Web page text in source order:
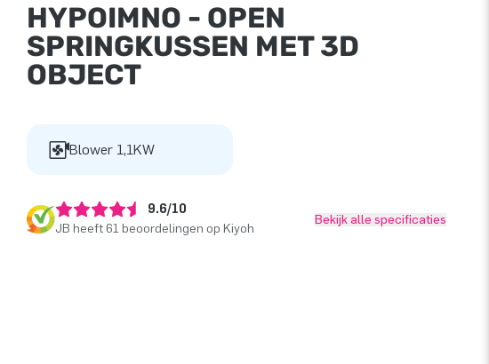
HYPOIMNO - OPEN
SPRINGKUSSEN MET 3D
OBJECT
Blower 1,1KW
9.6/10
JB heeft 61 beoordelingen op Kiyoh
Bekijk alle specificaties